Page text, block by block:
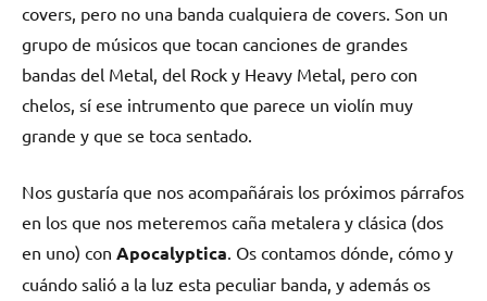
covers, pero no una banda cualquiera de covers. Son un
grupo de músicos que tocan canciones de grandes
bandas del Metal, del Rock y Heavy Metal, pero con
chelos, sí ese intrumento que parece un violín muy
grande y que se toca sentado.
Nos gustaría que nos acompañárais los próximos párrafos
en los que nos meteremos caña metalera y clásica (dos
en uno) con Apocalyptica . Os contamos dónde, cómo y
cuándo salió a la luz esta peculiar banda, y además os